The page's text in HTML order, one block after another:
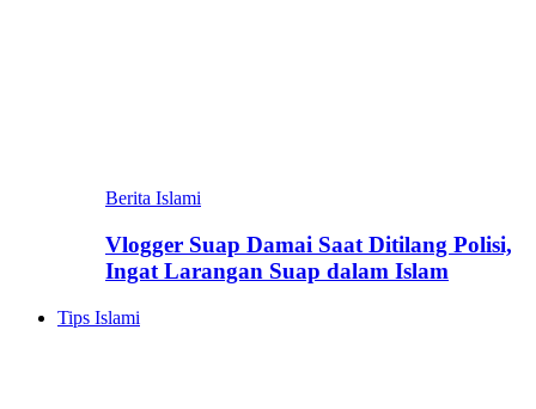
Berita Islami
Vlogger Suap Damai Saat Ditilang Polisi,
Ingat Larangan Suap dalam Islam
Tips Islami